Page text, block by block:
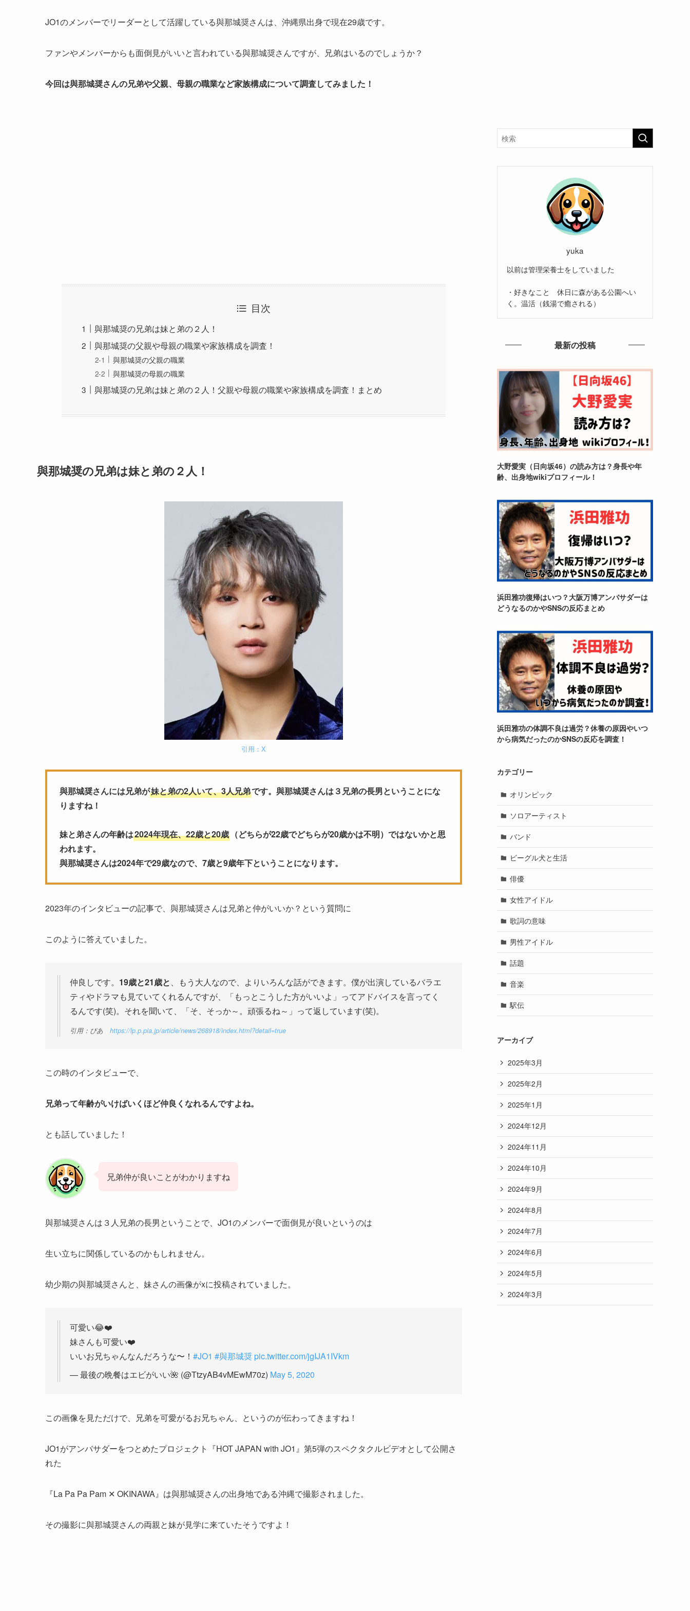
JO1のメンバーでリーダーとして活躍している與那城奨さんは、沖縄県出身で現在29歳です。
ファンやメンバーからも面倒見がいいと言われている與那城奨さんですが、兄弟はいるのでしょうか？
今回は與那城奨さんの兄弟や父親、母親の職業など家族構成について調査してみました！
目次
與那城奨の兄弟は妹と弟の２人！
與那城奨の父親や母親の職業や家族構成を調査！
與那城奨の父親の職業
與那城奨の母親の職業
與那城奨の兄弟は妹と弟の２人！父親や母親の職業や家族構成を調査！まとめ
與那城奨の兄弟は妹と弟の２人！
引用：X
與那城奨さんには兄弟が妹と弟の2人いて、3人兄弟です。與那城奨さんは３兄弟の長男ということにな
りますね！
妹と弟さんの年齢は2024年現在、22歳と20歳 （どちらが22歳でどちらが20歳かは不明）ではないかと思
われます。
與那城奨さんは2024年で29歳なので、7歳と9歳年下ということになります。
2023年のインタビューの記事で、與那城奨さんは兄弟と仲がいいか？という質問に
このように答えていました。
仲良しです。 19歳と21歳と、もう大人なので、よりいろんな話ができます。僕が出演しているバラエ
ティやドラマも見ていてくれるんですが、「もっとこうした方がいいよ」ってアドバイスを言ってく
るんです(笑)。それを聞いて、「そ、そっか～。頑張るね～」って返しています(笑)。
引用：ぴあ https://lp.p.pia.jp/article/news/268918/index.html?detail=true
この時のインタビューで、
兄弟って年齢がいけばいくほど仲良くなれるんですよね。
とも話していました！
兄弟仲が良いことがわかりますね
與那城奨さんは３人兄弟の長男ということで、JO1のメンバーで面倒見が良いというのは
生い立ちに関係しているのかもしれません。
幼少期の與那城奨さんと、妹さんの画像がxに投稿されていました。
可愛い😂❤️
妹さんも可愛い❤️
いいお兄ちゃんなんだろうな〜！ #JO1 #與那城奨 pic.twitter.com/jgIJA1IVkm
— 最後の晩餐はエビがいい🌺 (@TtzyAB4vMEwM70z) May 5, 2020
この画像を見ただけで、兄弟を可愛がるお兄ちゃん、というのが伝わってきますね！
JO1がアンバサダーをつとめたプロジェクト『HOT JAPAN with JO1』第5弾のスペクタクルビデオとして公開さ
れた
『La Pa Pa Pam ✕ OKINAWA』は與那城奨さんの出身地である沖縄で撮影されました。
その撮影に與那城奨さんの両親と妹が見学に来ていたそうですよ！
yuka
以前は管理栄養士をしていました
・好きなこと 休日に森がある公園へい
く。温活（銭湯で癒される）
最新の投稿
大野愛実（日向坂46）の読み方は？身長や年
齢、出身地wikiプロフィール！
浜田雅功復帰はいつ？大阪万博アンバサダーは
どうなるのかやSNSの反応まとめ
浜田雅功の体調不良は過労？休養の原因やいつ
から病気だったのかSNSの反応を調査！
カテゴリー
オリンピック
ソロアーティスト
バンド
ビーグル犬と生活
俳優
女性アイドル
歌詞の意味
男性アイドル
話題
音楽
駅伝
アーカイブ
2025年3月
2025年2月
2025年1月
2024年12月
2024年11月
2024年10月
2024年9月
2024年8月
2024年7月
2024年6月
2024年5月
2024年3月